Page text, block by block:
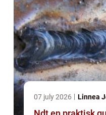
07 july 2026 Linnea